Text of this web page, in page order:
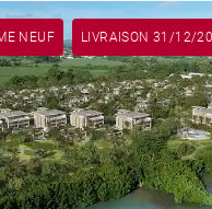
NEUF LIVRAISON 31/12/